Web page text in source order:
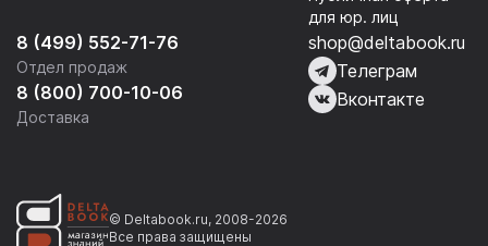
8 (499) 552-71-76
Отдел продаж
8 (800) 700-10-06
Доставка
для юр. лиц
shop@deltabook.ru
Телеграм
Вконтакте
© Deltabook.ru, 2008-2026
Все права защищены